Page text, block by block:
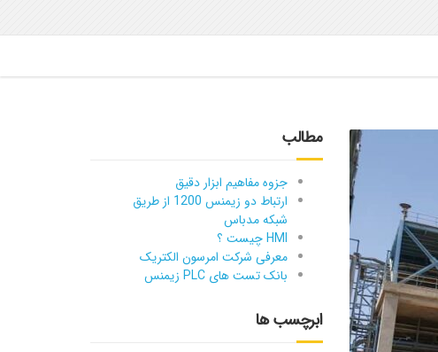
مطالب
جزوه مفاهیم ابزار دقیق
ارتباط دو زیمنس 1200 از طریق
شبکه مدباس
HMI چیست ؟
معرفی شرکت امرسون الکتریک
بانک تست های PLC زیمنس
ابرچسب ها